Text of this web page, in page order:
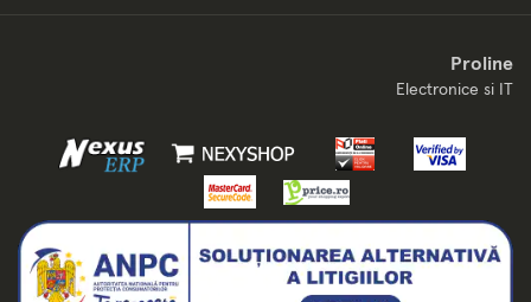
Proline
Electronice si IT